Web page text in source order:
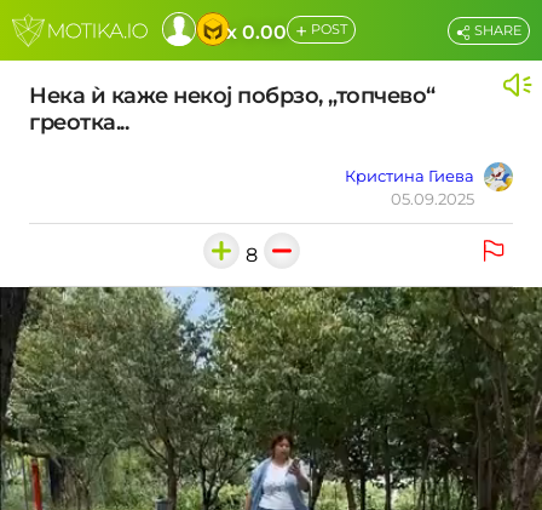
x 0.00 + POST
Нека ѝ каже некој побрзо, „топчево“
греотка...
Кристина Гиева
05.09.2025
SHARE
8